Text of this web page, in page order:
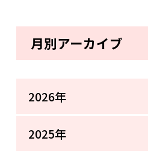
月別アーカイブ
2026年
2025年